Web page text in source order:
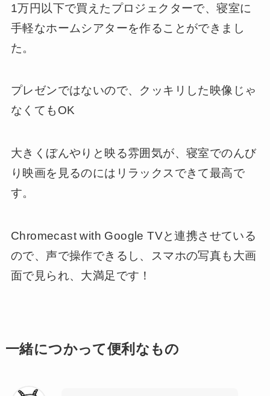
1万円以下で買えたプロジェクターで、寝室に
手軽なホームシアターを作ることができまし
た。
プレゼンではないので、クッキリした映像じゃ
なくてもOK
大きくぼんやりと映る雰囲気が、寝室でのんび
り映画を見るのにはリラックスできて最高で
す。
Chromecast with Google TVと連携させている
ので、声で操作できるし、スマホの写真も大画
面で見られ、大満足です！
一緒につかって便利なもの